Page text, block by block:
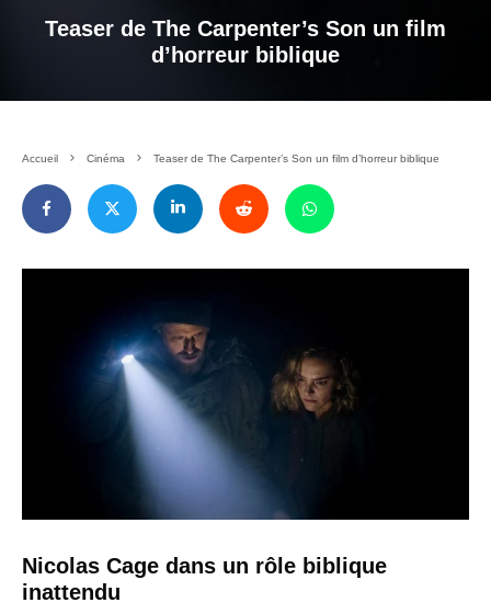
Teaser de The Carpenter’s Son un film
d’horreur biblique
Accueil Cinéma Teaser de The Carpenter’s Son un film d’horreur biblique
Nicolas Cage dans un rôle biblique
inattendu